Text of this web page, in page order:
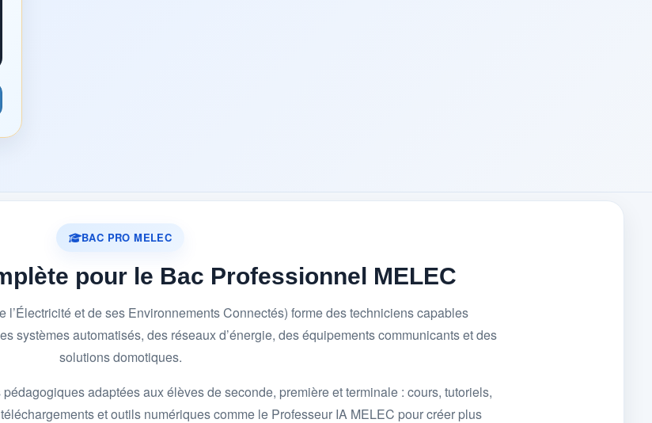
BAC PRO MELEC
pour le Bac Professionnel MELEC
et de ses Environnements Connectés) forme des techniciens capables
systèmes automatisés, des réseaux d’énergie, des équipements communicants et des
solutions domotiques.
adaptées aux élèves de seconde, première et terminale : cours, tutoriels,
et outils numériques comme le Professeur IA MELEC pour créer plus